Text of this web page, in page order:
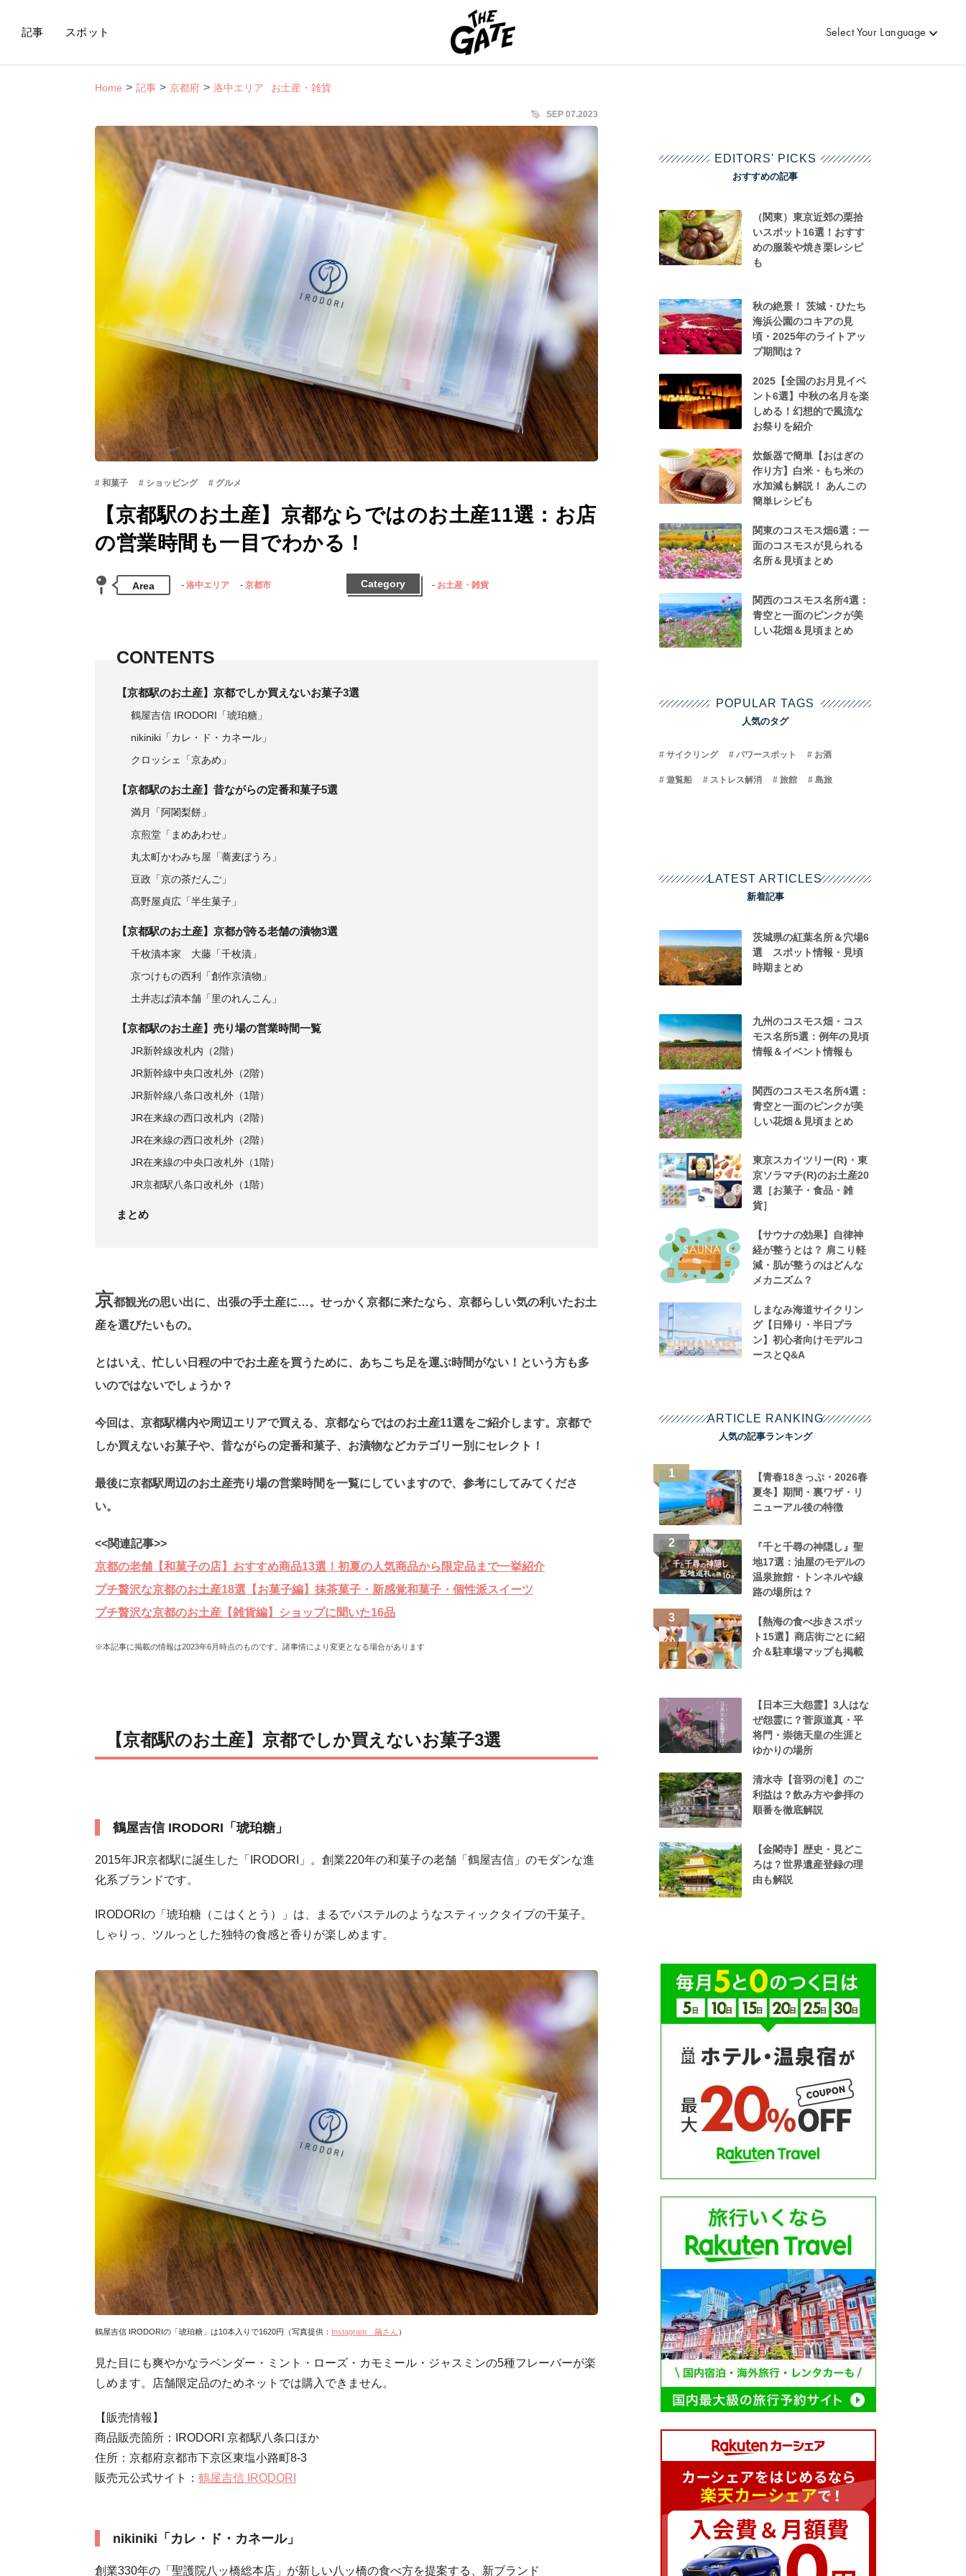
記事 スポット Select Your Language
Home 記事 京都府 洛中エリア お土産・雑貨
SEP 07.2023
和菓子 ショッピング グルメ
【京都駅のお土産】京都ならではのお土産11選：お店
の営業時間も一目でわかる！
Area 洛中エリア 京都市 Category お土産・雑貨
CONTENTS
【京都駅のお土産】京都でしか買えないお菓子3選
鶴屋吉信 IRODORI「琥珀糖」
nikiniki「カレ・ド・カネール」
クロッシェ「京あめ」
【京都駅のお土産】昔ながらの定番和菓子5選
満月「阿闍梨餅」
京煎堂「まめあわせ」
丸太町かわみち屋「蕎麦ぼうろ」
豆政「京の茶だんご」
髙野屋貞広「半生菓子」
【京都駅のお土産】京都が誇る老舗の漬物3選
千枚漬本家 大藤「千枚漬」
京つけもの西利「創作京漬物」
土井志ば漬本舗「里のれんこん」
【京都駅のお土産】売り場の営業時間一覧
JR新幹線改札内（2階）
JR新幹線中央口改札外（2階）
JR新幹線八条口改札外（1階）
JR在来線の西口改札内（2階）
JR在来線の西口改札外（2階）
JR在来線の中央口改札外（1階）
JR京都駅八条口改札外（1階）
まとめ
京都観光の思い出に、出張の手土産に…。せっかく京都に来たなら、京都らしい気の利いたお土
産を選びたいもの。
とはいえ、忙しい日程の中でお土産を買うために、あちこち足を運ぶ時間がない！という方も多
いのではないでしょうか？
今回は、京都駅構内や周辺エリアで買える、京都ならではのお土産11選をご紹介します。京都で
しか買えないお菓子や、昔ながらの定番和菓子、お漬物などカテゴリー別にセレクト！
最後に京都駅周辺のお土産売り場の営業時間を一覧にしていますので、参考にしてみてくださ
い。
<<関連記事>>
京都の老舗【和菓子の店】おすすめ商品13選！初夏の人気商品から限定品まで一挙紹介
プチ贅沢な京都のお土産18選【お菓子編】抹茶菓子・新感覚和菓子・個性派スイーツ
プチ贅沢な京都のお土産【雑貨編】ショップに聞いた16品
※本記事に掲載の情報は2023年6月時点のものです。諸事情により変更となる場合があります
【京都駅のお土産】京都でしか買えないお菓子3選
鶴屋吉信 IRODORI「琥珀糖」
2015年JR京都駅に誕生した「IRODORI」。創業220年の和菓子の老舗「鶴屋吉信」のモダンな進
化系ブランドです。
IRODORIの「琥珀糖（こはくとう）」は、まるでパステルのようなスティックタイプの干菓子。
しゃりっ、ツルっとした独特の食感と香りが楽しめます。
鶴屋吉信 IRODORIの「琥珀糖」は10本入りで1620円（写真提供： Instagram 繭さん ）
見た目にも爽やかなラベンダー・ミント・ローズ・カモミール・ジャスミンの5種フレーバーが楽
しめます。店舗限定品のためネットでは購入できません。
【販売情報】
商品販売箇所：IRODORI 京都駅八条口ほか
住所：京都府京都市下京区東塩小路町8-3
販売元公式サイト： 鶴屋吉信 IRODORI
nikiniki「カレ・ド・カネール」
創業330年の「聖護院八ッ橋総本店」が新しい八ッ橋の食べ方を提案する、新ブランド
EDITORS' PICKS
おすすめの記事
（関東）東京近郊の栗拾
いスポット16選！おすす
めの服装や焼き栗レシピ
も
秋の絶景！ 茨城・ひたち
海浜公園のコキアの見
頃・2025年のライトアッ
プ期間は？
2025【全国のお月見イベ
ント6選】中秋の名月を楽
しめる！幻想的で風流な
お祭りを紹介
炊飯器で簡単【おはぎの
作り方】白米・もち米の
水加減も解説！ あんこの
簡単レシピも
関東のコスモス畑6選：一
面のコスモスが見られる
名所＆見頃まとめ
関西のコスモス名所4選：
青空と一面のピンクが美
しい花畑＆見頃まとめ
POPULAR TAGS
人気のタグ
サイクリング パワースポット お酒
遊覧船 ストレス解消 旅館 島旅
LATEST ARTICLES
新着記事
茨城県の紅葉名所＆穴場6
選 スポット情報・見頃
時期まとめ
九州のコスモス畑・コス
モス名所5選：例年の見頃
情報＆イベント情報も
関西のコスモス名所4選：
青空と一面のピンクが美
しい花畑＆見頃まとめ
東京スカイツリー(R)・東
京ソラマチ(R)のお土産20
選［お菓子・食品・雑
貨］
【サウナの効果】自律神
経が整うとは？ 肩こり軽
減・肌が整うのはどんな
メカニズム？
しまなみ海道サイクリン
グ【日帰り・半日プラ
ン】初心者向けモデルコ
ースとQ&A
ARTICLE RANKING
人気の記事ランキング
【青春18きっぷ・2026春
夏冬】期間・裏ワザ・リ
ニューアル後の特徴
『千と千尋の神隠し』聖
地17選：油屋のモデルの
温泉旅館・トンネルや線
路の場所は？
【熱海の食べ歩きスポッ
ト15選】商店街ごとに紹
介＆駐車場マップも掲載
【日本三大怨霊】3人はな
ぜ怨霊に？菅原道真・平
将門・崇徳天皇の生涯と
ゆかりの場所
清水寺【音羽の滝】のご
利益は？飲み方や参拝の
順番を徹底解説
【金閣寺】歴史・見どこ
ろは？世界遺産登録の理
由も解説